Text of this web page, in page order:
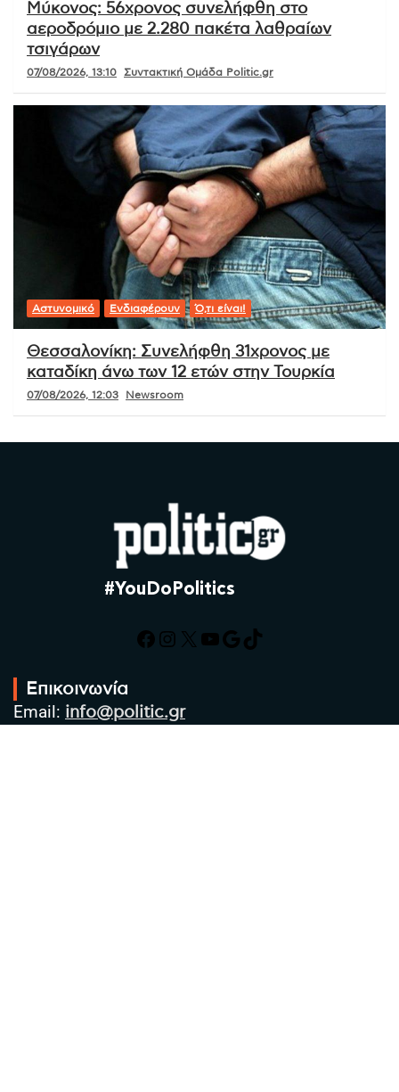
Μύκονος: 56χρονος συνελήφθη στο
αεροδρόμιο με 2.280 πακέτα λαθραίων
τσιγάρων
07/08/2026, 13:10 Συντακτική Ομάδα Politic.gr
Αστυνομικό Ενδιαφέρουν Ό,τι είναι!
Θεσσαλονίκη: Συνελήφθη 31χρονος με
καταδίκη άνω των 12 ετών στην Τουρκία
07/08/2026, 12:03 Newsroom
#YouDoPolitics
Facebook
Instagram
X YouTube
Google
TikTok
Επικοινωνία
Email: info@politic.gr